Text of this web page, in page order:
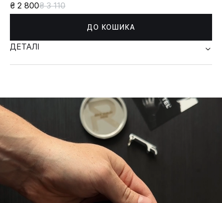
₴ 2 800₴ 3 110
ДО КОШИКА
ДЕТАЛІ